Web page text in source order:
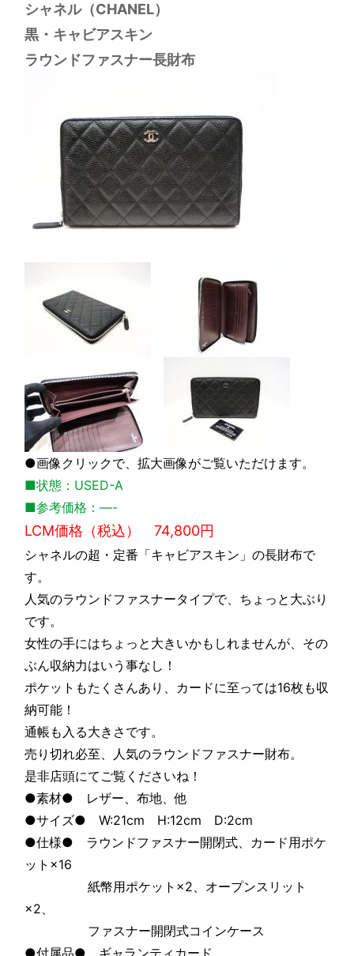
シャネル（CHANEL）
黒・キャビアスキン
ラウンドファスナー長財布
●画像クリックで、拡大画像がご覧いただけます。
■状態：USED-A
■参考価格：—-
LCM価格（税込） 74,800円
シャネルの超・定番「キャビアスキン」の長財布で
す。
人気のラウンドファスナータイプで、ちょっと大ぶり
です。
女性の手にはちょっと大きいかもしれませんが、その
ぶん収納力はいう事なし！
ポケットもたくさんあり、カードに至っては16枚も収
納可能！
通帳も入る大きさです。
売り切れ必至、人気のラウンドファスナー財布。
是非店頭にてご覧くださいね！
●素材● レザー、布地、他
●サイズ● W:21cm H:12cm D:2cm
●仕様● ラウンドファスナー開閉式、カード用ポケ
ット×16
紙幣用ポケット×2、オープンスリット
×2、
ファスナー開閉式コインケース